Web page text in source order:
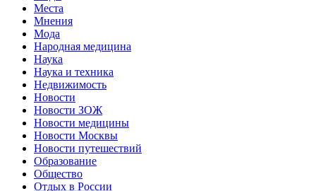
Места
Мнения
Мода
Народная медицина
Наука
Наука и техника
Недвижимость
Новости
Новости ЗОЖ
Новости медицины
Новости Москвы
Новости путешествий
Образование
Общество
Отдых в России